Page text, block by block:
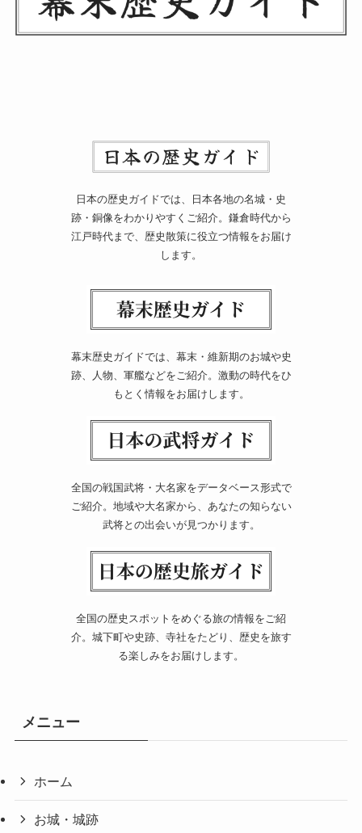
日本の歴史ガイドでは、日本各地の名城・史
跡・銅像をわかりやすくご紹介。鎌倉時代から
江戸時代まで、歴史散策に役立つ情報をお届け
します。
幕末歴史ガイドでは、幕末・維新期のお城や史
跡、人物、軍艦などをご紹介。激動の時代をひ
もとく情報をお届けします。
全国の戦国武将・大名家をデータベース形式で
ご紹介。地域や大名家から、あなたの知らない
武将との出会いが見つかります。
全国の歴史スポットをめぐる旅の情報をご紹
介。城下町や史跡、寺社をたどり、歴史を旅す
る楽しみをお届けします。
メニュー
ホーム
お城・城跡